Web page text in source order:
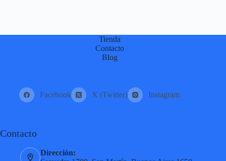
Tienda
Contacto
Blog
Facebook X (Twitter) Instagram
Contacto
Dirección: